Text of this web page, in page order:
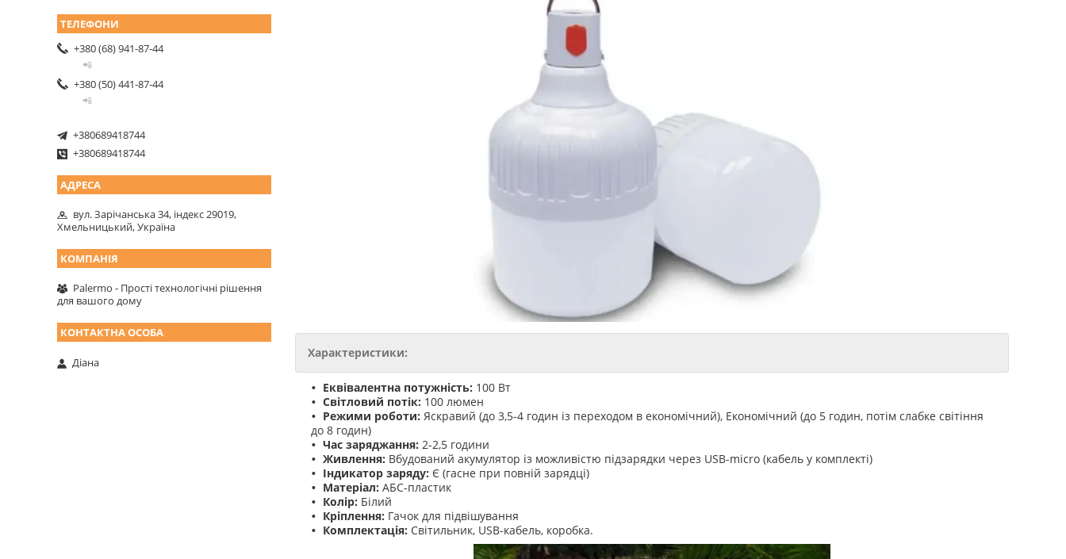
Характеристики:
Еквівалентна потужність: 100 Вт
Світловий потік: 100 люмен
Режими роботи: Яскравий (до 3,5-4 годин із переходом в економічний), Економічний (до 5 годин, потім слабке світіння
до 8 годин)
Час заряджання: 2-2,5 години
Живлення: Вбудований акумулятор із можливістю підзарядки через USB-micro (кабель у комплекті)
Індикатор заряду: Є (гасне при повній зарядці)
Матеріал: АБС-пластик
Колір: Білий
Кріплення: Гачок для підвішування
Комплектація: Світильник, USB-кабель, коробка.
+380 (68) 941-87-44
📲
+380 (50) 441-87-44
📲
+380689418744
+380689418744
вул. Зарічанська 34, індекс 29019,
Хмельницький, Україна
Palermo - Прості технологічні рішення
для вашого дому
Діана